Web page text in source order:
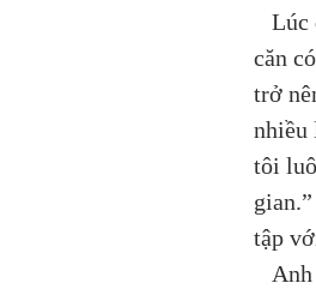
Lúc
căn
trở
nhiều
tôi
tập
Anh